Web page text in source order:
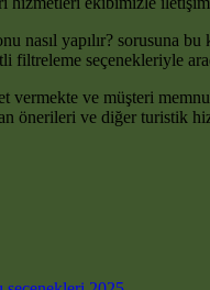
nasıl yapılır? sorusuna
filtreleme seçenekleriyle
vermekte ve müşteri
önerileri ve diğer turistik